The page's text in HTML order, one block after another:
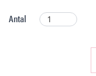
Antal